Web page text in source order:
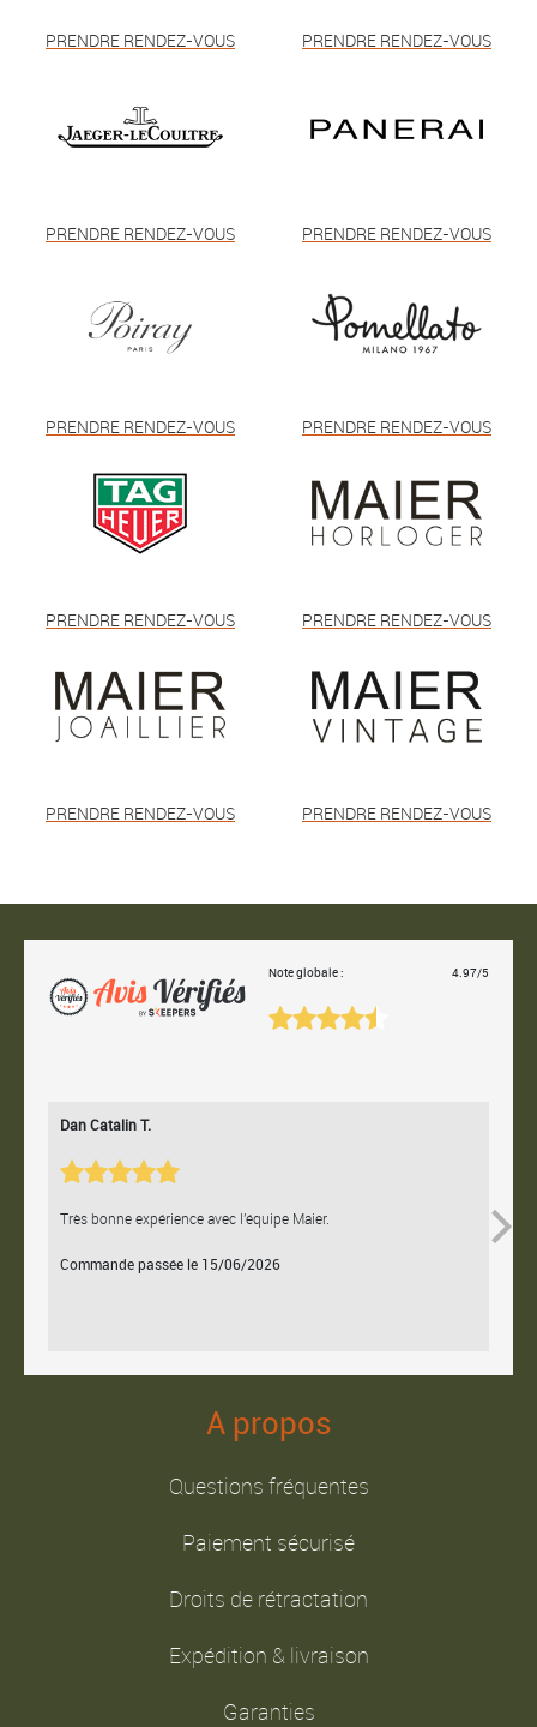
PRENDRE RENDEZ-VOUS PRENDRE RENDEZ-VOUS
PRENDRE RENDEZ-VOUS PRENDRE RENDEZ-VOUS
PRENDRE RENDEZ-VOUS PRENDRE RENDEZ-VOUS
PRENDRE RENDEZ-VOUS PRENDRE RENDEZ-VOUS
PRENDRE RENDEZ-VOUS PRENDRE RENDEZ-VOUS
Note globale : 4.97/5
Dan Catalin T.
Très bonne expérience avec l'équipe Maier.
Commande passée le 15/06/2026
A propos
Questions fréquentes
Paiement sécurisé
Droits de rétractation
Expédition & livraison
Garanties